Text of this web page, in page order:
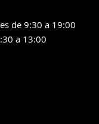
de 9:30 a 19:00
a 13:00